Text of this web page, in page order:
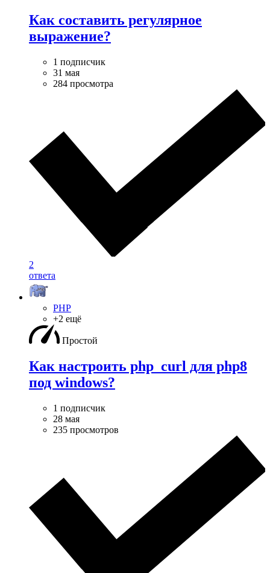
Как составить регулярное
выражение?
1 подписчик
31 мая
284 просмотра
2
ответа
PHP
+2 ещё
Простой
Как настроить php_curl для php8
под windows?
1 подписчик
28 мая
235 просмотров